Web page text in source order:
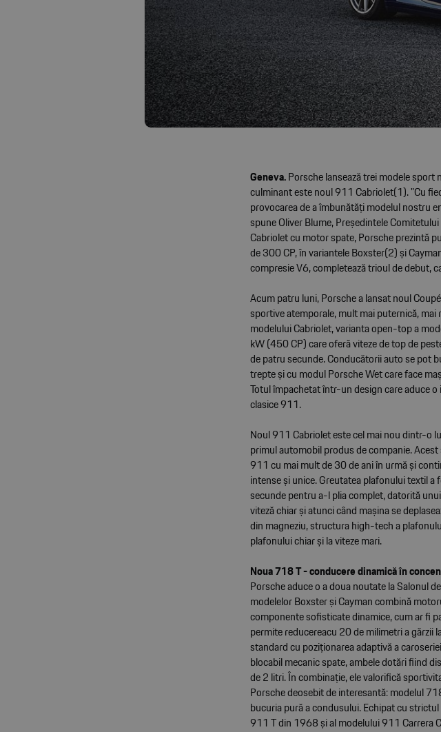
Geneva.Porsche lansează trei modele sport
culminant este noul 911 Cabriolet(1). "Cu
provocarea de a îmbunătăți modelul nostru
spune Oliver Blume, Președintele
Cabriolet cu motor spate, Porsche prezintă
de 300 CP, în variantele Boxster(2) și
compresie V6, completează trioul de debut,
Acum patru luni, Porsche a lansat noul
sportive atemporale, mult mai puternică,
modelului Cabriolet, varianta open-top a
kW (450 CP) care oferă viteze de top de
de patru secunde. Conducătorii auto se pot
trepte și cu modul Porsche Wet care face
Totul împachetat într-un design care aduce
clasice 911.
Noul 911 Cabriolet este cel mai nou dintr-o
primul automobil produs de companie.
911 cu mai mult de 30 de ani în urmă și
intense și unice. Greutatea plafonului textil
secunde pentru a-l plia complet, datorită
viteză chiar și atunci când mașina se
din magneziu, structura high-tech a
plafonului chiar și la viteze mari.
Noua 718 T - conducere dinamică în
Porsche aduce o a doua noutate la Salonul
modelelor Boxster și Cayman combină
componente sofisticate dinamice, cum ar fi
permite reducereacu 20 de milimetri a gărzii
standard cu poziționarea adaptivă a
blocabil mecanic spate, ambele dotări fiind
de 2 litri. În combinație, ele valorifică
Porsche deosebit de interesantă: modelul
bucuria pură a condusului. Echipat cu
911 T din 1968 și al modelului 911 Carrera